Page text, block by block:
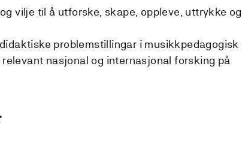
vilje til å utforske, skape, oppleve, uttrykke og
problemstillingar i musikkpedagogisk
nasjonal og internasjonal forsking på